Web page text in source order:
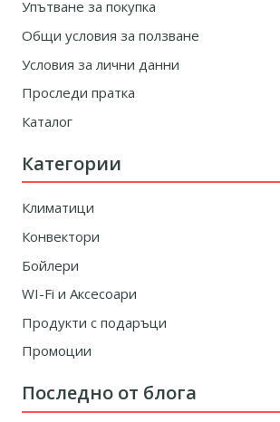
Упътване за покупка
Общи условия за ползване
Условия за лични данни
Проследи пратка
Каталог
Категории
Климатици
Конвектори
Бойлери
WI-Fi и Аксесоари
Продукти с подаръци
Промоции
Последно от блога